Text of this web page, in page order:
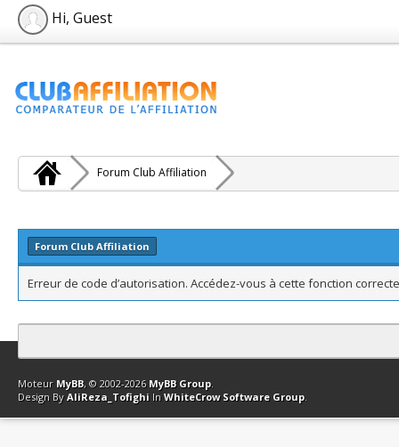
Hi, Guest
Forum Club Affiliation
Forum Club Affiliation
Erreur de code d’autorisation. Accédez-vous à cette fonction
Contact Club Affiliation Retourner en haut Version bas-débit
Moteur MyBB, © 2002-2026 MyBB Group.
Design By AliReza_Tofighi In WhiteCrow Software Group.